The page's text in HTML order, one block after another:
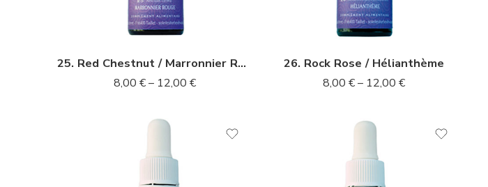
25. Red Chestnut / Marronnier Rouge
8,00 €– 12,00 €
26. Rock Rose / Hélianthème
8,00 €– 12,00 €